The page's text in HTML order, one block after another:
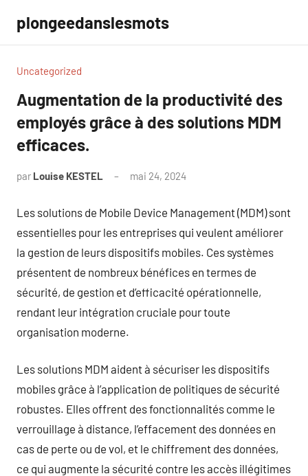
contenu
plongeedanslesmots
Uncategorized
Augmentation de la productivité des
employés grâce à des solutions MDM
efficaces.
par Louise KESTEL mai 24, 2024
Les solutions de Mobile Device Management (MDM) sont
essentielles pour les entreprises qui veulent améliorer
la gestion de leurs dispositifs mobiles. Ces systèmes
présentent de nombreux bénéfices en termes de
sécurité, de gestion et d’efficacité opérationnelle,
rendant leur intégration cruciale pour toute
organisation moderne.
Les solutions MDM aident à sécuriser les dispositifs
mobiles grâce à l’application de politiques de sécurité
robustes. Elles offrent des fonctionnalités comme le
verrouillage à distance, l’effacement des données en
cas de perte ou de vol, et le chiffrement des données,
ce qui augmente la sécurité contre les accès illégitimes